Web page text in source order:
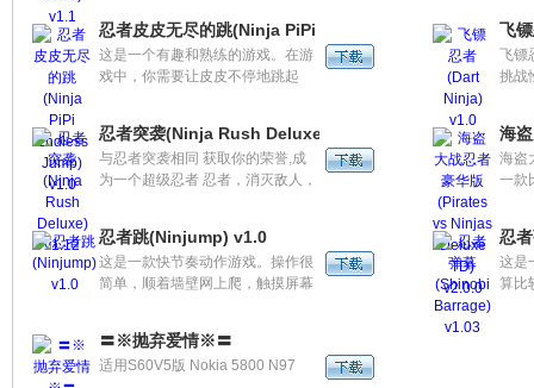
趣
忍者皮皮无尽的跳(Ninja PiPi Endless Jump) v1.0
这是一个有趣和熟练的游戏。在游
戏中，你需要让皮皮不停地跳起
迅速上升的火箭和竹蜻蜓...。
飞
飞镖
挑战
忍者突袭(Ninja Rush Deluxe) v1.12
与忍者突袭相同 获取你的荣誉,成
为一个超级忍者 忍者，消灭敌人，
游戏。
海
海盗
一款
忍者跳(Ninjump) v1.0
这是一款快节奏动作游戏。操作很
简单，顺着墙壁网上爬，触摸屏幕
够3个后可以释放特殊技，爬得越
高得分越高。
忍
这是
算比
〓※抛弃爱情※〓
适用S60V5版 Nokia 5800 N97